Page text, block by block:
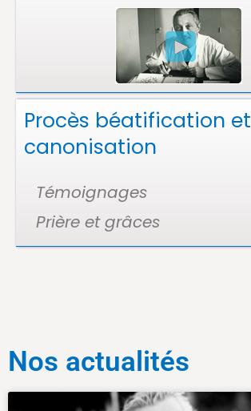
Procès béatification et
canonisation
Témoignages
Prière et grâces
Nos actualités